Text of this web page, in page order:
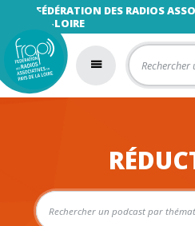
FÉDÉRATION DES RADIOS
LA-LOIRE